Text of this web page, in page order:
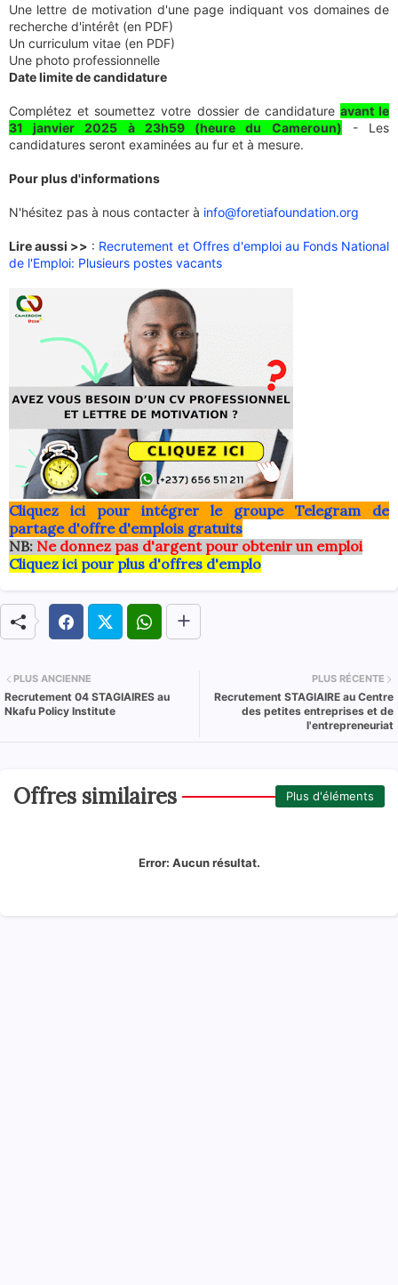
Une lettre de motivation d'une page indiquant vos domaines de
recherche d'intérêt (en PDF)
Un curriculum vitae (en PDF)
Une photo professionnelle
Date limite de candidature
Complétez et soumettez votre dossier de candidature avant le
31 janvier 2025 à 23h59 (heure du Cameroun) - Les
candidatures seront examinées au fur et à mesure.
Pour plus d'informations
N'hésitez pas à nous contacter à info@foretiafoundation.org
Lire aussi >> : Recrutement et Offres d'emploi au Fonds National
de l'Emploi: Plusieurs postes vacants
Cliquez ici pour intégrer le groupe Telegram de
partage d'offre d'emplois gratuits
NB: Ne donnez pas d'argent pour obtenir un emploi
Cliquez ici pour plus d'offres d'emplo
PLUS RÉCENTE
Recrutement STAGIAIRE au Centre
des petites entreprises et de
l'entrepreneuriat
PLUS ANCIENNE
Recrutement 04 STAGIAIRES au
Nkafu Policy Institute
Offres similaires Plus d'éléments
Error: Aucun résultat.